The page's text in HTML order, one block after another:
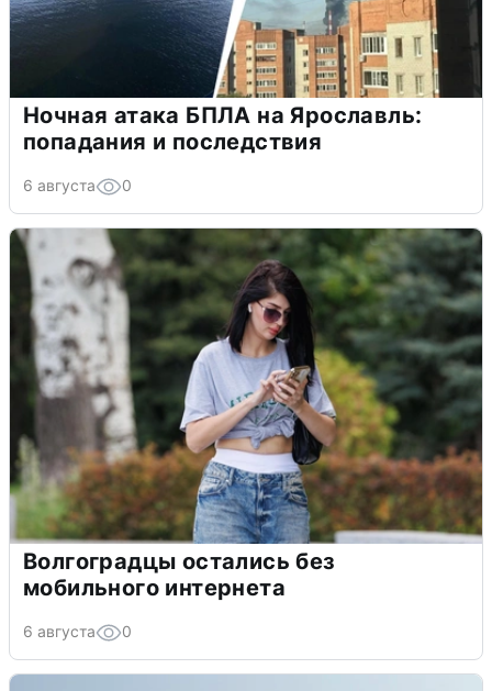
Ночная атака БПЛА на Ярославль:
попадания и последствия
6 августа 0
Волгоградцы остались без
мобильного интернета
6 августа 0